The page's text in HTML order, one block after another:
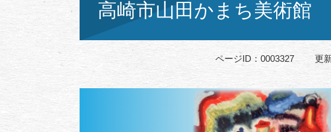
高崎市山田かまち美術館
ページID：0003327 更